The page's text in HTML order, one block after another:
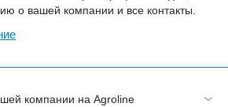
о вашей компании и все контакты.
компании на Agroline